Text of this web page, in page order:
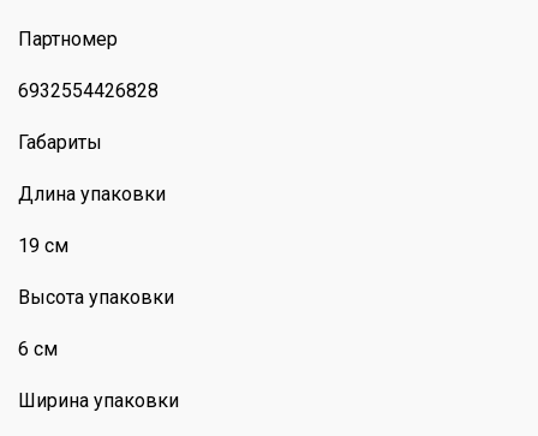
Партномер
6932554426828
Габариты
Длина упаковки
19 см
Высота упаковки
6 см
Ширина упаковки